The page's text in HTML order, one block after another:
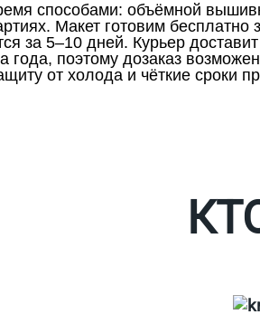
способами: объёмной
Макет готовим бесплатно
за 5–10 дней. Курьер
поэтому дозаказ
от холода и чёткие сроки